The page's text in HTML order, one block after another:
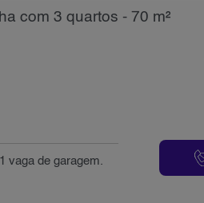
com 3 quartos - 70 m²
vaga de garagem.